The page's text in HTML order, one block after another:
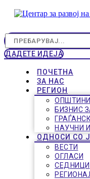
ДАДЕТЕ ИДЕЈА
ПОЧЕТНА
ЗА НАС
РЕГИОН
ОПШТИНИ
БИЗНИС
НАУЧНИ
ОДНОСИ СО
ВЕСТИ
ОГЛАСИ
СЕДНИЦИ